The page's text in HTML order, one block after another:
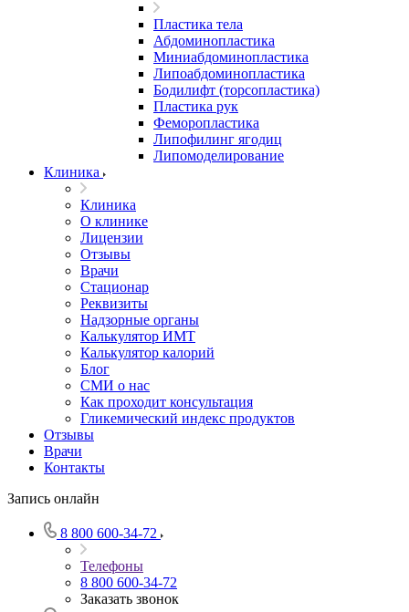
Пластика тела
Абдоминопластика
Миниабдоминопластика
Липоабдоминопластика
Бодилифт (торсопластика)
Пластика рук
Феморопластика
Липофилинг ягодиц
Липомоделирование
Клиника
Клиника
О клинике
Лицензии
Отзывы
Врачи
Стационар
Реквизиты
Надзорные органы
Калькулятор ИМТ
Калькулятор калорий
Блог
СМИ о нас
Как проходит консультация
Гликемический индекс продуктов
Отзывы
Врачи
Контакты
Запись онлайн
8 800 600-34-72
Телефоны
8 800 600-34-72
Заказать звонок